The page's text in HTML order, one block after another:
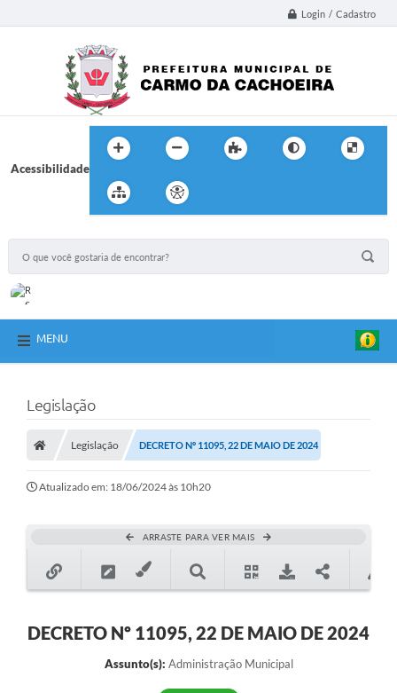
Login / Cadastro
Acessibilidade
MENU
Legislação
Legislação DECRETO Nº 11095, 22 DE MAIO DE 2024
Atualizado em: 18/06/2024 às 10h20
ARRASTE PARA VER MAIS
DECRETO Nº 11095, 22 DE MAIO DE 2024
Assunto(s): Administração Municipal